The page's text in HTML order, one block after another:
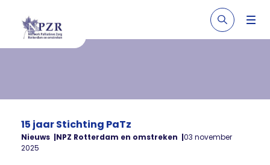
15 jaar Stichting PaTz
Nieuws NPZ Rotterdam en omstreken
03 november
2025